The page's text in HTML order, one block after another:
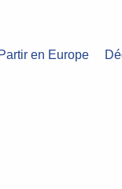
Partir en Europe